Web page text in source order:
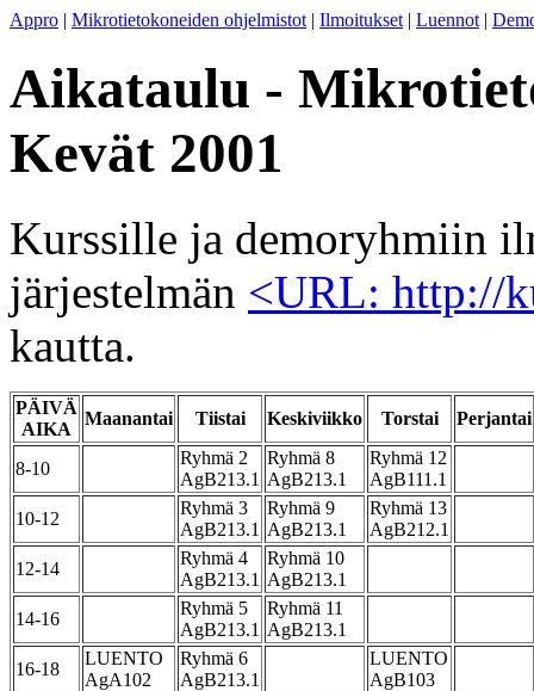
Appro | Mikrotietokoneiden ohjelmistot | Ilmoitukset | Luennot |
Aikataulu -
Kevät 2001
Kurssille ja demoryhmiin
järjestelmän <URL: http://
kautta.
PÄIVÄ
AIKA
Maanantai Tiistai Keskiviikko Torstai Perjantai
8-10
Ryhmä 2
AgB213.1
Ryhmä 8
AgB213.1
Ryhmä 12
AgB111.1
10-12
Ryhmä 3
AgB213.1
Ryhmä 9
AgB213.1
Ryhmä 13
AgB212.1
12-14
Ryhmä 4
AgB213.1
Ryhmä 10
AgB213.1
14-16
Ryhmä 5
AgB213.1
Ryhmä 11
AgB213.1
16-18
LUENTO
AgA102
Ryhmä 6
AgB213.1
LUENTO
AgB103